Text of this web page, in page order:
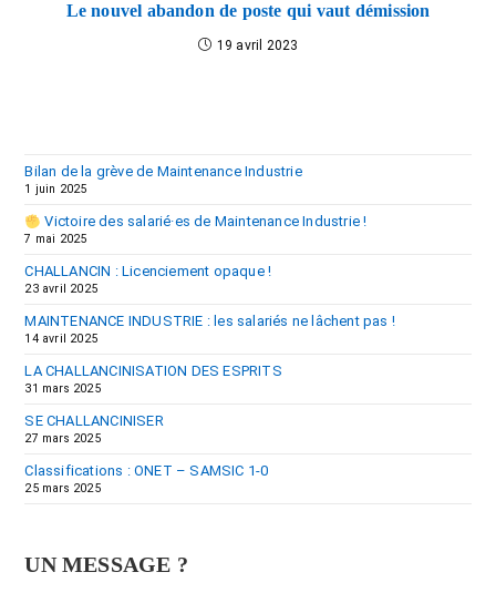
Le nouvel abandon de poste qui vaut démission
19 avril 2023
Bilan de la grève de Maintenance Industrie
1 juin 2025
Victoire des salarié·es de Maintenance Industrie !
7 mai 2025
CHALLANCIN : Licenciement opaque !
23 avril 2025
MAINTENANCE INDUSTRIE : les salariés ne lâchent pas !
14 avril 2025
LA CHALLANCINISATION DES ESPRITS
31 mars 2025
SE CHALLANCINISER
27 mars 2025
Classifications : ONET – SAMSIC 1-0
25 mars 2025
UN MESSAGE ?